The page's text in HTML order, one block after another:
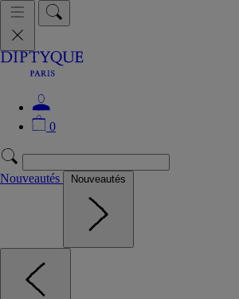
0
Nouveautés Nouveautés